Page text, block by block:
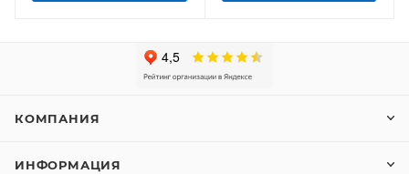
КОМПАНИЯ
ИНФОРМАЦИЯ